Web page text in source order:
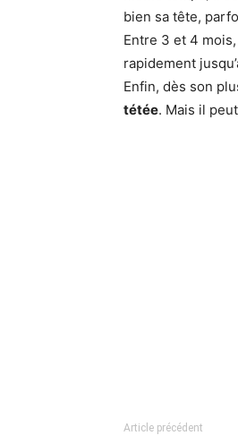
bien sa tête,
Entre 3 et 4
rapidement
Enfin, dès son
tétée. Mais il
Article précédent